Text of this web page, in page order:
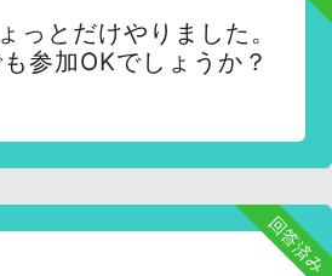
っとだけやりました。
参加OKでしょうか？
回答済み